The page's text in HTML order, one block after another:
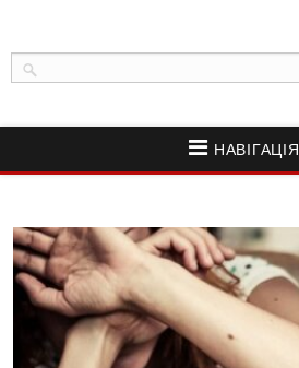
НАВІГАЦІЯ